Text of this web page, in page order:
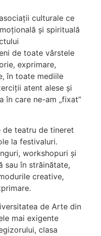
culturale ce
și spirituală
de toate vârstele
exprimare,
în toate mediile
atent alese și
în care ne-am „fixat”
de teatru de tineret
la festivaluri.
workshopuri și
sau în străinătate,
creative,
de Arte din
mai exigente
clasa